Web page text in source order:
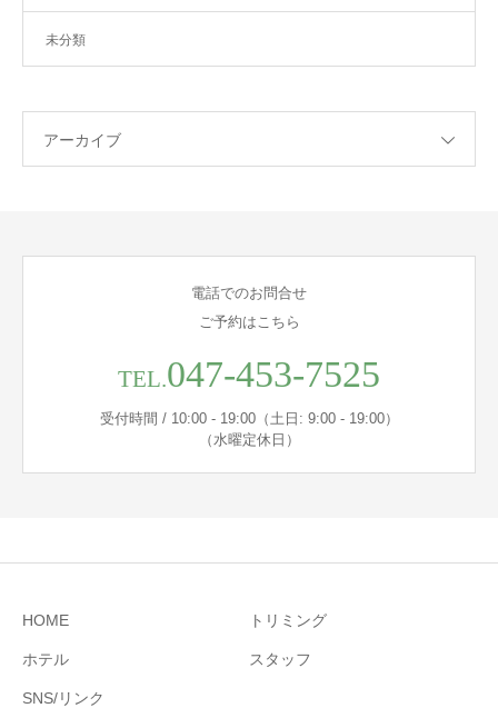
未分類
アーカイブ
電話でのお問合せ
ご予約はこちら
TEL.047-453-7525
受付時間 / 10:00 - 19:00（土日: 9:00 - 19:00）
（水曜定休日）
HOME トリミング
ホテル スタッフ
SNS/リンク